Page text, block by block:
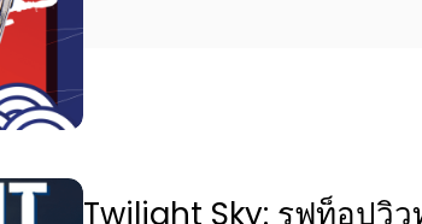
Twilight Sky: รูฟท็อปวิ